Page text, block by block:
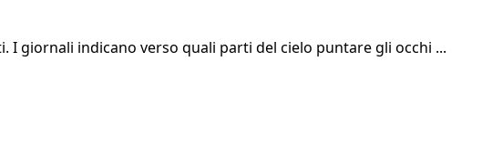
I giornali indicano verso quali parti del cielo puntare gli occhi ...